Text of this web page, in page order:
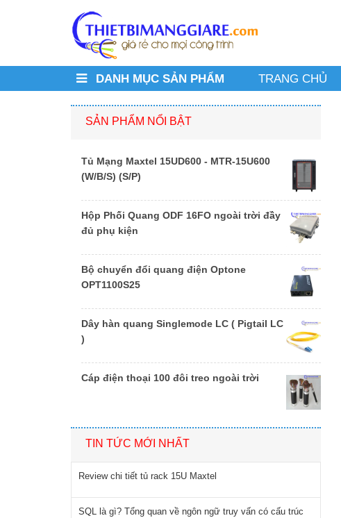
DANH MỤC SẢN PHẨM TRANG CHỦ
SẢN PHẨM NỔI BẬT
Tủ Mạng Maxtel 15UD600 - MTR-15U600
(W/B/S) (S/P)
Hộp Phối Quang ODF 16FO ngoài trời đầy
đủ phụ kiện
Bộ chuyển đổi quang điện Optone
OPT1100S25
Dây hàn quang Singlemode LC ( Pigtail LC
)
Cáp điện thoại 100 đôi treo ngoài trời
TIN TỨC MỚI NHẤT
Review chi tiết tủ rack 15U Maxtel
SQL là gì? Tổng quan về ngôn ngữ truy vấn có cấu trúc